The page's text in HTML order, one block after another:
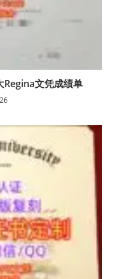
Regina文凭成绩单